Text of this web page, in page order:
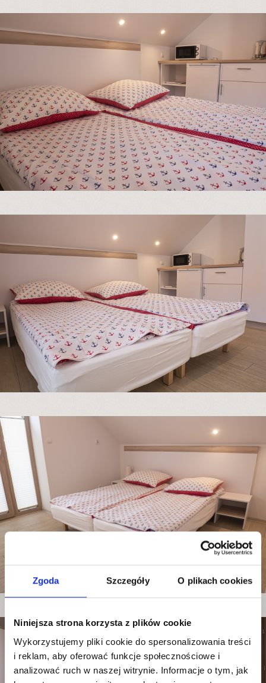
Zgoda Szczegóły O plikach cookies
Niniejsza strona korzysta z plików cookie
Wykorzystujemy pliki cookie do spersonalizowania treści
i reklam, aby oferować funkcje społecznościowe i
analizować ruch w naszej witrynie. Informacje o tym, jak